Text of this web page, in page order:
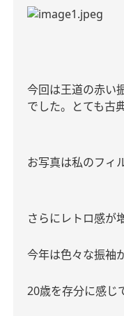
今回は王道の赤い
でした。とても古
お写真は私のフィ
さらにレトロ感が
今年は色々な振袖
20歳を存分に感じ